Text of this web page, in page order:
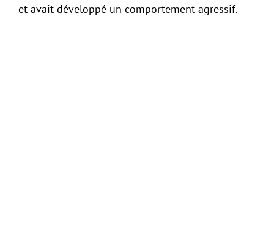
et avait développé un comportement agressif.